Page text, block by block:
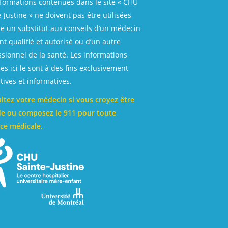
Justine » ne doivent pas être utilisées
un substitut aux conseils d’un médecin
qualifié et autorisé ou d’un autre
de la santé. Les informations
ici le sont à des fins exclusivement
et informatives.
votre médecin si vous croyez être
ou composez le 911 pour toute
médicale.